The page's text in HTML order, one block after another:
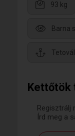
Kettőtök
Regisztrálj
Írd meg a
93 kg
Barna